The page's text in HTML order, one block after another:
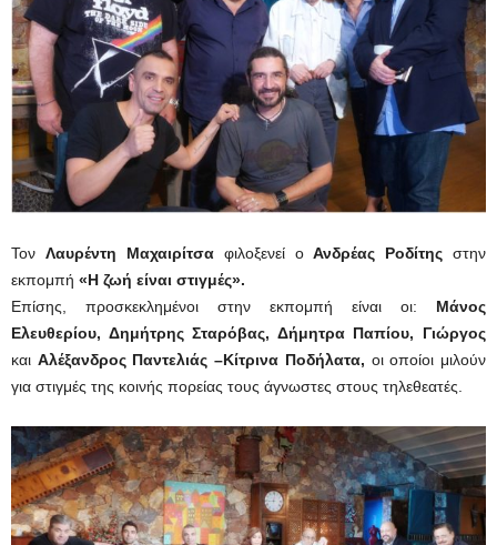
Τον Λαυρέντη Μαχαιρίτσα φιλοξενεί ο Ανδρέας Ροδίτης στην
εκπομπή «Η ζωή είναι στιγμές».
Επίσης, προσκεκλημένοι στην εκπομπή είναι οι: Μάνος
Ελευθερίου, Δημήτρης Σταρόβας, Δήμητρα Παπίου, Γιώργος
και Αλέξανδρος Παντελιάς –Κίτρινα Ποδήλατα, οι οποίοι μιλούν
για στιγμές της κοινής πορείας τους άγνωστες στους τηλεθεατές.